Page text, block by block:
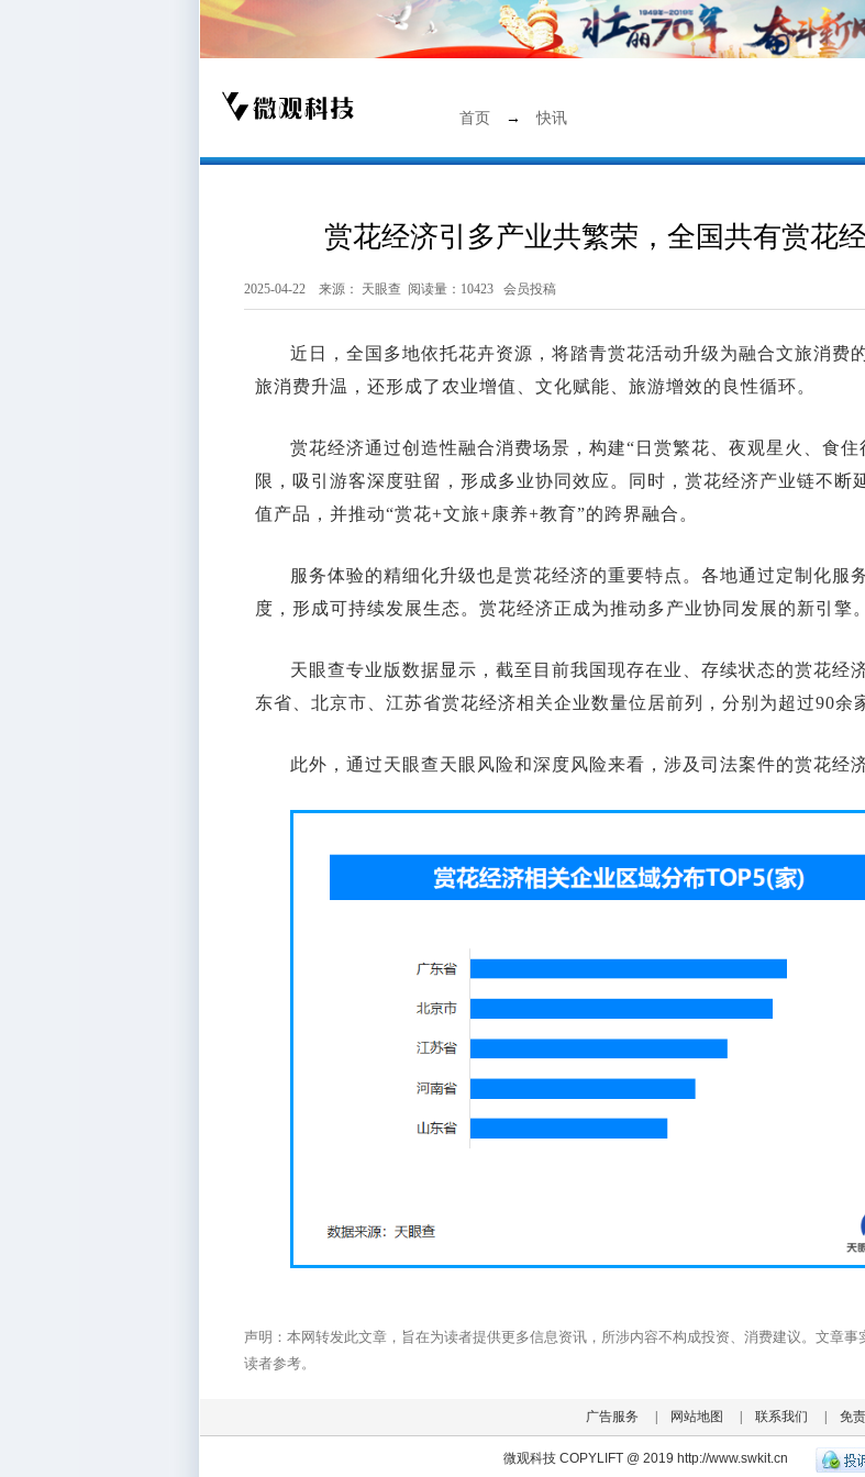
首页 → 快讯
赏花经济引多产业共繁荣，全国共有赏花
2025-04-22 来源： 天眼查 阅读量：10423 会员投稿
近日，全国多地依托花卉资源，将踏青赏花活动升级为融合文旅消费
旅消费升温，还形成了农业增值、文化赋能、旅游增效的良性循环。
赏花经济通过创造性融合消费场景，构建“日赏繁花、夜观星火、食
限，吸引游客深度驻留，形成多业协同效应。同时，赏花经济产业链不断
值产品，并推动“赏花+文旅+康养+教育”的跨界融合。
服务体验的精细化升级也是赏花经济的重要特点。各地通过定制化服
度，形成可持续发展生态。赏花经济正成为推动多产业协同发展的新引擎。
天眼查专业版数据显示，截至目前我国现存在业、存续状态的赏花经
东省、北京市、江苏省赏花经济相关企业数量位居前列，分别为超过90余
此外，通过天眼查天眼风险和深度风险来看，涉及司法案件的赏花经
声明：本网转发此文章，旨在为读者提供更多信息资讯，所涉内容不构成投资、消费建议。文章
读者参考。
广告服务 网站地图 联系我们 免
微观科技 COPYLIFT @ 2019 http://www.swkit.cn